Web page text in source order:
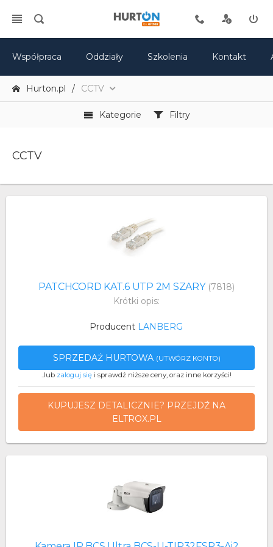
Współpraca Oddziały Szkolenia Kontakt
Hurton.pl CCTV
Kategorie Filtry
CCTV
PATCHCORD KAT.6 UTP 2M SZARY (7818)
Krótki opis:
Producent LANBERG
SPRZEDAŻ HURTOWA (UTWÓRZ KONTO)
..lub zaloguj się i sprawdź niższe ceny, oraz inne korzyści!
KUPUJESZ DETALICZNIE? PRZEJDŹ NA
ELTROX.PL